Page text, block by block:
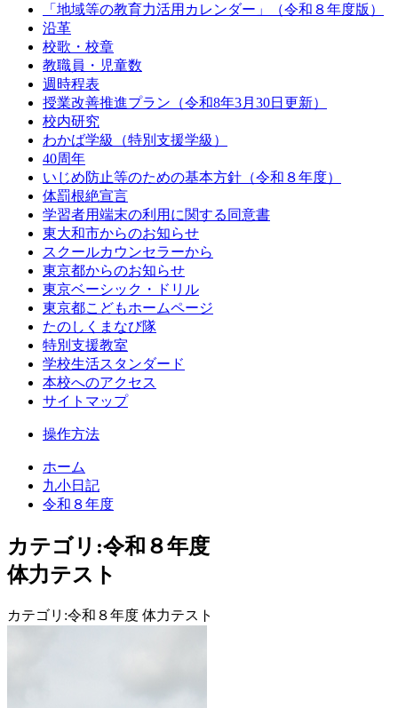
「地域等の教育力活用カレンダー」（令和８年度版）
沿革
校歌・校章
教職員・児童数
週時程表
授業改善推進プラン（令和8年3月30日更新）
校内研究
わかば学級（特別支援学級）
40周年
いじめ防止等のための基本方針（令和８年度）
体罰根絶宣言
学習者用端末の利用に関する同意書
東大和市からのお知らせ
スクールカウンセラーから
東京都からのお知らせ
東京ベーシック・ドリル
東京都こどもホームページ
たのしくまなび隊
特別支援教室
学校生活スタンダード
本校へのアクセス
サイトマップ
操作方法
ホーム
九小日記
令和８年度
カテゴリ:令和８年度
体力テスト
カテゴリ:令和８年度 体力テスト